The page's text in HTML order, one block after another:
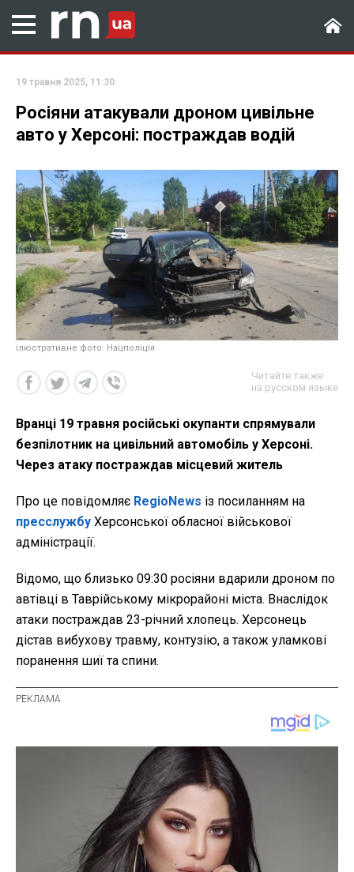
19 травня 2025, 11:30
Росіяни атакували дроном цивільне
авто у Херсоні: постраждав водій
ілюстративне фото: Нацполіція
Читайте также
на русском языке
Вранці 19 травня російські окупанти спрямували
безпілотник на цивільний автомобіль у Херсоні.
Через атаку постраждав місцевий житель
Про це повідомляє RegioNews із посиланням на
пресслужбу Херсонської обласної військової
адміністрації.
Відомо, що близько 09:30 росіяни вдарили дроном по
автівці в Таврійському мікрорайоні міста. Внаслідок
атаки постраждав 23-річний хлопець. Херсонець
дістав вибухову травму, контузію, а також уламкові
поранення шиї та спини.